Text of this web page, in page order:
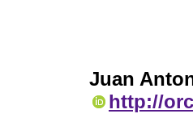
Juan
http://